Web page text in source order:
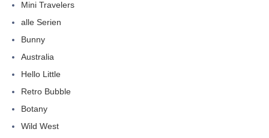
Mini Travelers
alle Serien
Bunny
Australia
Hello Little
Retro Bubble
Botany
Wild West